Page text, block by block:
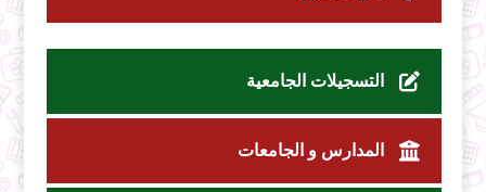
التسجيلات الجامعية
المدارس و الجامعات